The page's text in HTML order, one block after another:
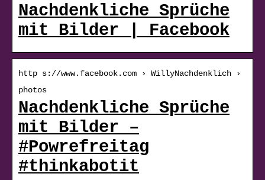
Nachdenkliche Sprüche
mit Bilder | Facebook
http s://www.facebook.com › WillyNachdenklich ›
photos
Nachdenkliche Sprüche
mit Bilder –
#Powrefreitag
#thinkabotit